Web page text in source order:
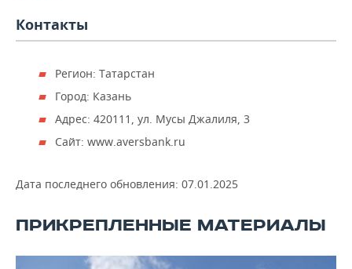
Контакты
Регион: Татарстан
Город: Казань
Адрес: 420111, ул. Мусы Джалиля, 3
Сайт: www.aversbank.ru
Дата последнего обновления: 07.01.2025
ПРИКРЕПЛЕННЫЕ МАТЕРИАЛЫ